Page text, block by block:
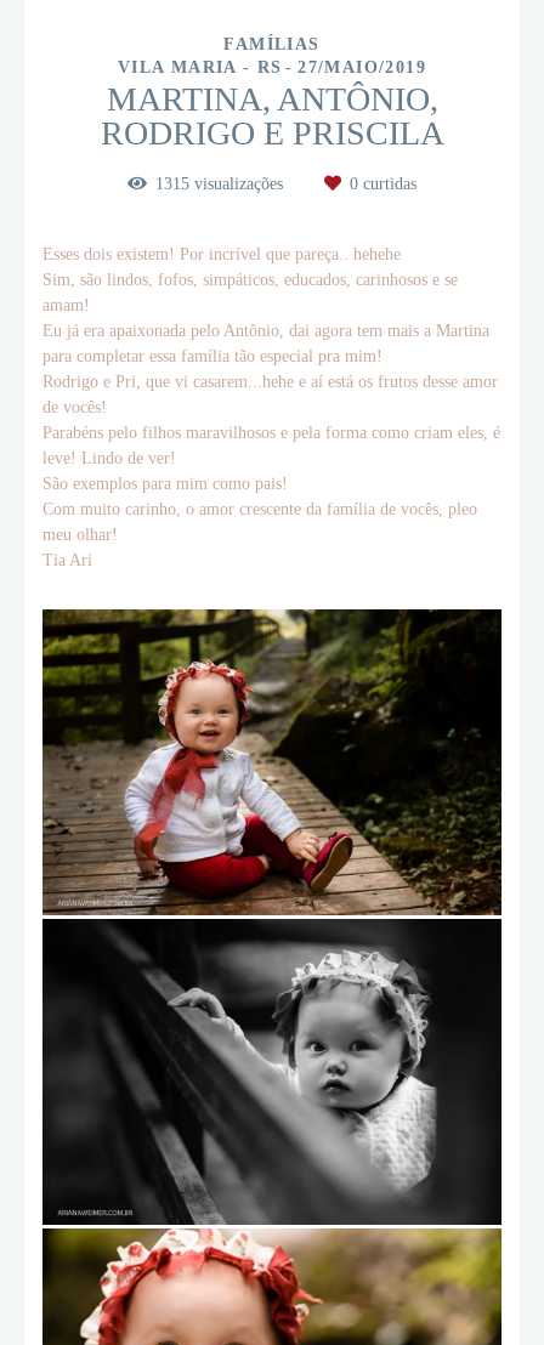
FAMÍLIAS
VILA MARIA - RS
27/MAIO/2019
MARTINA, ANTÔNIO,
RODRIGO E PRISCILA
1315 visualizações 0 curtidas
Esses dois existem! Por incrível que pareça.. hehehe
Sim, são lindos, fofos, simpáticos, educados, carinhosos e se
amam!
Eu já era apaixonada pelo Antônio, dai agora tem mais a Martina
para completar essa família tão especial pra mim!
Rodrigo e Pri, que vi casarem...hehe e aí está os frutos desse amor
de vocês!
Parabéns pelo filhos maravilhosos e pela forma como criam eles, é
leve! Lindo de ver!
São exemplos para mim como pais!
Com muito carinho, o amor crescente da família de vocês, pleo
meu olhar!
Tia Ari